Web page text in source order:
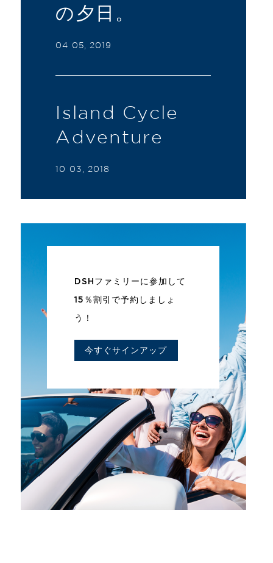
の夕日。
04 05, 2019
Island Cycle
Adventure
10 03, 2018
DSHファミリーに参加して
15％割引で予約しましょ
う！
今すぐサインアップ